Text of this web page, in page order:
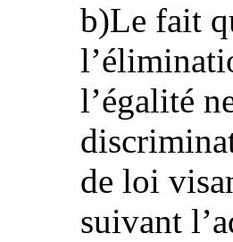
b)Le fait
l’égalité
de loi
suivant